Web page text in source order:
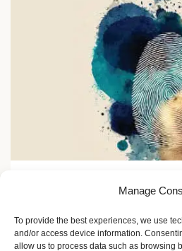
Manage
To provide the best experiences, we use
and/or access device information.
allow us to process data such as browsing
umetnika
7 dana ago Sandra Iršević